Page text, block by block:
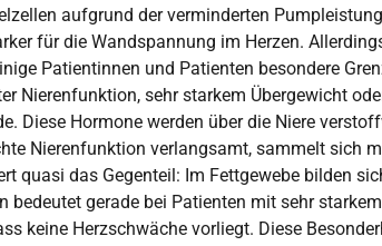
aufgrund der verminderten
für die Wandspannung im Herzen.
Patientinnen und Patienten besondere
Nierenfunktion, sehr starkem Übergewicht
Diese Hormone werden über die Niere
Nierenfunktion verlangsamt, sammelt sich
quasi das Gegenteil: Im Fettgewebe bilden
bedeutet gerade bei Patienten mit sehr
keine Herzschwäche vorliegt. Diese